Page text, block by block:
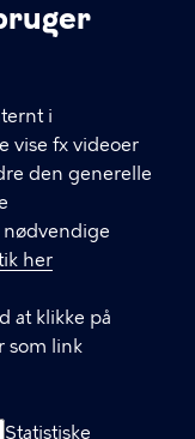
i
vise fx videoer
den generelle
nødvendige
her
at klikke på
som link
Statistiske